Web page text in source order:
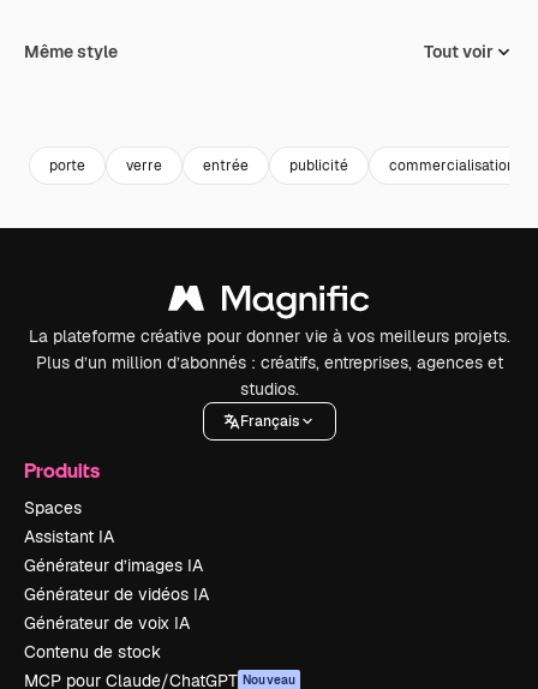
Même style Tout voir
porte verre entrée publicité commercialisation
La plateforme créative pour donner vie à vos meilleurs projets.
Plus d’un million d’abonnés : créatifs, entreprises, agences et
studios.
Français
Produits
Spaces
Assistant IA
Générateur d’images IA
Générateur de vidéos IA
Générateur de voix IA
Contenu de stock
MCP pour Claude/ChatGPT Nouveau